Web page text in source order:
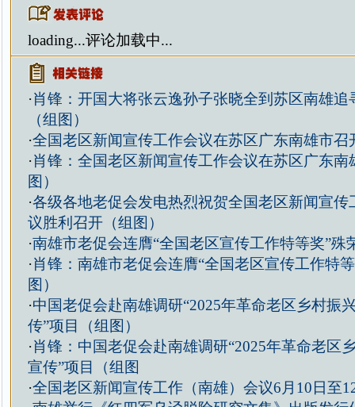
loading...评论加载中...
·肖锋：开国大将张云逸孙子张晓全到苏区南雄追
（组图）
·全国老区新闻宣传工作会议在苏区广东南雄市召
·肖锋：全国老区新闻宣传工作会议在苏区广东南
图）
·各级各地老促会发电热烈祝贺全国老区新闻宣传
议胜利召开（组图）
·南雄市老促会连膺“全国老区宣传工作特等奖”殊
·肖锋：南雄市老促会连膺“全国老区宣传工作特
图）
·中国老促会赴南雄调研“2025年革命老区乡村振
传”项目（组图）
·肖锋：中国老促会赴南雄调研“2025年革命老区
宣传”项目（组图
·全国老区新闻宣传工作（南雄）会议6月10日至